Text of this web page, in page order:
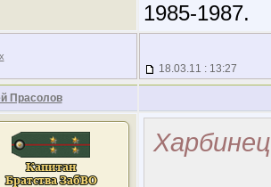
1985-1987.
18.03.11 : 13:27
Прасолов